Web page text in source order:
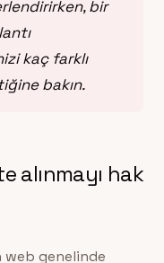
bir
kaç farklı
bakın.
alınmayı hak
web genelinde